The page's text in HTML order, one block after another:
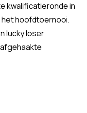
kwalificatieronde in
het hoofdtoernooi.
lucky loser